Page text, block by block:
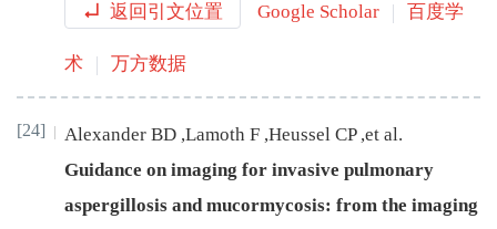
返回引文位置 Google Scholar 百度学
术 万方数据
[24] Alexander BD ,Lamoth F ,Heussel CP ,et al.
Guidance on imaging for invasive pulmonary
aspergillosis and mucormycosis: from the imaging